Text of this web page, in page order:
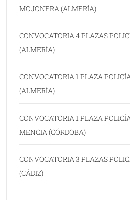
MOJONERA (ALMERÍA)
CONVOCATORIA 4 PLAZAS
(ALMERÍA)
CONVOCATORIA 1 PLAZA
(ALMERÍA)
CONVOCATORIA 1 PLAZA
MENCIA (CÓRDOBA)
CONVOCATORIA 3 PLAZAS
(CÁDIZ)